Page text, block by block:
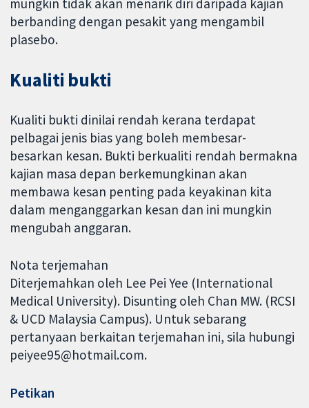
mungkin tidak akan menarik diri daripada kajian
berbanding dengan pesakit yang mengambil
plasebo.
Kualiti bukti
Kualiti bukti dinilai rendah kerana terdapat
pelbagai jenis bias yang boleh membesar-
besarkan kesan. Bukti berkualiti rendah bermakna
kajian masa depan berkemungkinan akan
membawa kesan penting pada keyakinan kita
dalam menganggarkan kesan dan ini mungkin
mengubah anggaran.
Nota terjemahan
Diterjemahkan oleh Lee Pei Yee (International
Medical University). Disunting oleh Chan MW. (RCSI
& UCD Malaysia Campus). Untuk sebarang
pertanyaan berkaitan terjemahan ini, sila hubungi
peiyee95@hotmail.com.
Petikan